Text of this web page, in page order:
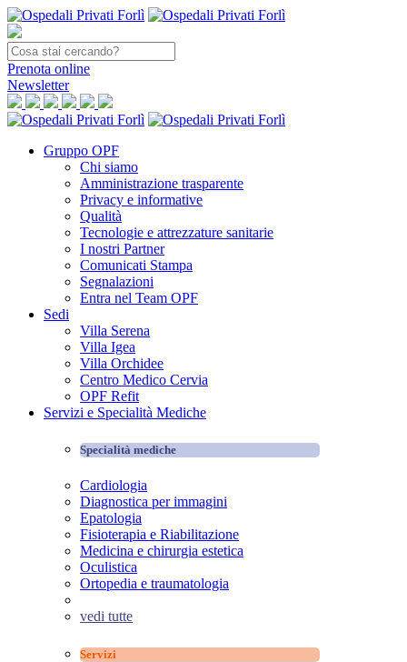
Prenota online
Newsletter
Gruppo OPF
Chi siamo
Amministrazione trasparente
Privacy e informative
Qualità
Tecnologie e attrezzature sanitarie
I nostri Partner
Comunicati Stampa
Segnalazioni
Entra nel Team OPF
Sedi
Villa Serena
Villa Igea
Villa Orchidee
Centro Medico Cervia
OPF Refit
Servizi e Specialità Mediche
Specialità mediche
Cardiologia
Diagnostica per immagini
Epatologia
Fisioterapia e Riabilitazione
Medicina e chirurgia estetica
Oculistica
Ortopedia e traumatologia
vedi tutte
Servizi